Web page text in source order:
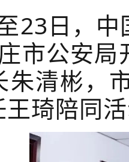
23日，
市公安
朱清彬，
琦陪同